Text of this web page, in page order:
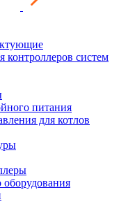
контроллеров систем
питания
для котлов